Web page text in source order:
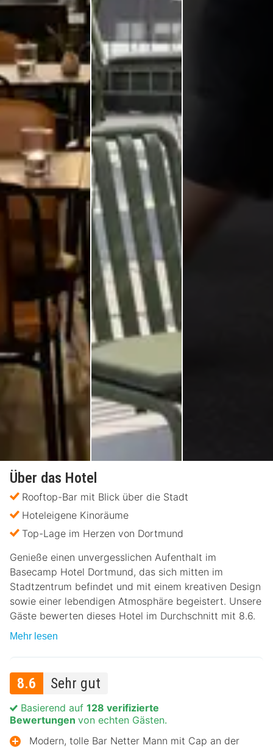
Über das Hotel
Rooftop-Bar mit Blick über die Stadt
Hoteleigene Kinoräume
Top-Lage im Herzen von Dortmund
Genieße einen unvergesslichen Aufenthalt im
Basecamp Hotel Dortmund, das sich mitten im
Stadtzentrum befindet und mit einem kreativen Design
sowie einer lebendigen Atmosphäre begeistert. Unsere
Gäste bewerten dieses Hotel im Durchschnitt mit 8.6.
Mehr lesen
8.6 Sehr gut
Basierend auf 128 verifizierte
Bewertungen von echten Gästen.
Modern, tolle Bar Netter Mann mit Cap an der